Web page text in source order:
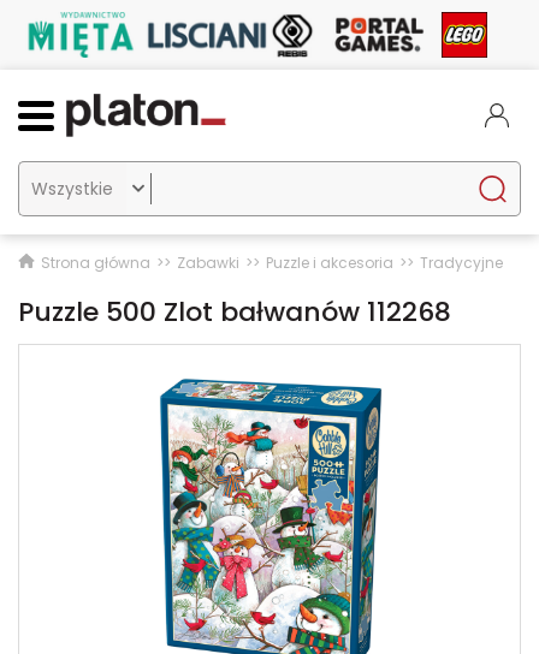

Strona główna Zabawki Puzzle i akcesoria Tradycyjne
Puzzle 500 Zlot bałwanów 112268